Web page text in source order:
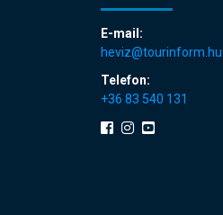
E-mail:
heviz@tourinform.hu
Telefon:
+36 83 540 131